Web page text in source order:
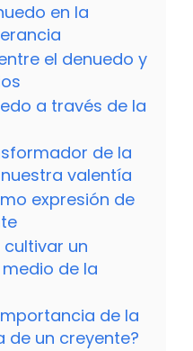
en la
el denuedo y
a través de la
de la
valentía
expresión de
cultivar un
de la
de la
de un creyente?